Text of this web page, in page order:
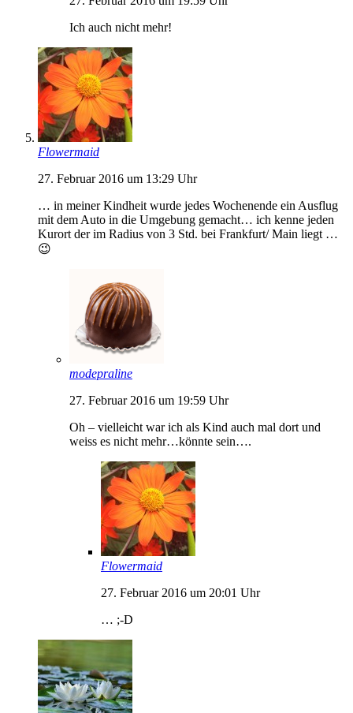
Ich auch nicht mehr!
Flowermaid
27. Februar 2016 um 13:29 Uhr
… in meiner Kindheit wurde jedes Wochenende ein Ausflug
mit dem Auto in die Umgebung gemacht… ich kenne jeden
Kurort der im Radius von 3 Std. bei Frankfurt/ Main liegt …
😉
modepraline
27. Februar 2016 um 19:59 Uhr
Oh – vielleicht war ich als Kind auch mal dort und
weiss es nicht mehr…könnte sein….
Flowermaid
27. Februar 2016 um 20:01 Uhr
… ;-D